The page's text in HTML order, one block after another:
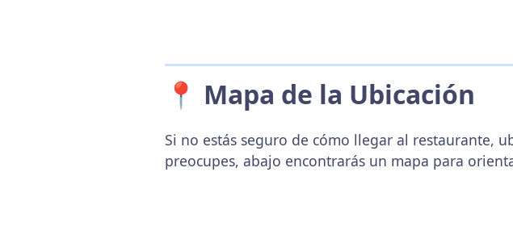
📍 Mapa de la Ubicación
Si no estás seguro de cómo llegar al restaurante,
preocupes, abajo encontrarás un mapa para